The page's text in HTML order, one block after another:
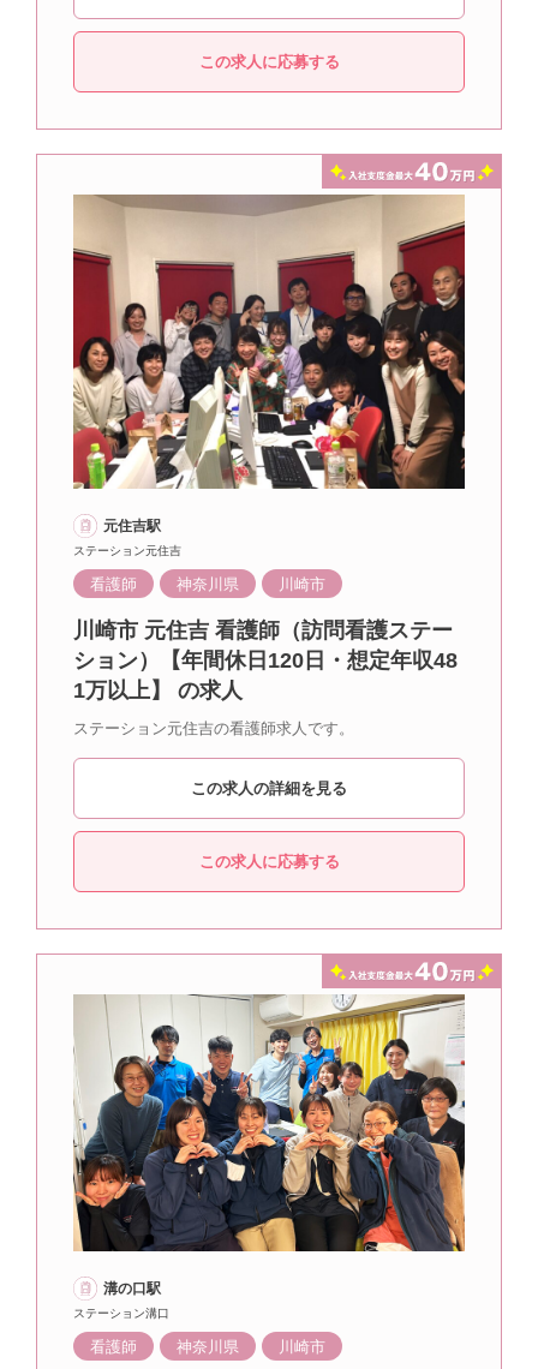
この求人に応募する
元住吉駅
ステーション元住吉
看護師 神奈川県 川崎市
川崎市 元住吉 看護師（訪問看護ステー
ション）【年間休日120日・想定年収48
1万以上】 の求人
ステーション元住吉の看護師求人です。
この求人の詳細を見る
この求人に応募する
溝の口駅
ステーション溝口
看護師 神奈川県 川崎市